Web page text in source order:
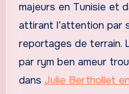
majeurs en Tunisie et
attirant l’attention par
reportages de terrain.
par rym ben ameur
dans Julie Berthollet